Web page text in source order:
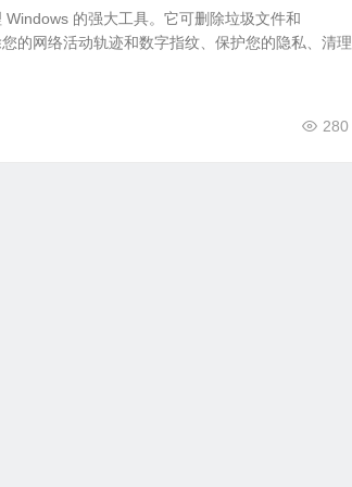
的强大工具。它可删除垃圾文件和
的网络活动轨迹和数字指纹、保护您的隐私、清理
280